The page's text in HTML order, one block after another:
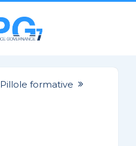
Pillole formative